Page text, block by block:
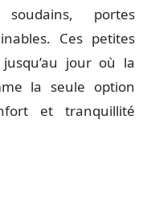
portes
Ces petites
jour où la
la seule option
et tranquillité